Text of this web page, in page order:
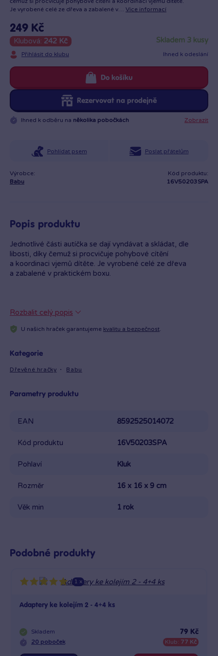
Je vyrobené celé ze dřeva a zabalené v… Více informací
249 Kč
Klubová: 242 Kč
Přihlásit do klubu
skladem 3 kusy
Ihned k odeslání
Rezervovat na prodejně
Do košíku
Ihned k odběru na několika pobočkách Zobrazit
Pohlídat psem Poslat přátelům
Výrobce:
Babu
Kód produktu:
16V50203SPA
Popis produktu
Jednotlivé části autíčka se dají vyndávat a skládat, dle
libosti, díky čemuž si procvičuje pohybové cítění
a koordinaci vjemů dítěte. Je vyrobené celé ze dřeva
a zabalené v praktickém boxu.
Rozbalit celý popis
U našich hraček garantujeme kvalitu a bezpečnost.
Kategorie
Dřevěné hračky Babu
Parametry produktu
EAN 8592525014072
Kód produktu 16V50203SPA
Pohlaví Kluk
Rozměr 16 x 16 x 9 cm
Věk min 1 rok
Podobné produkty
1 x
Adaptery ke kolejím 2 - 4+4 ks
Skladem
20 poboček
79 Kč
Klub: 77 Kč